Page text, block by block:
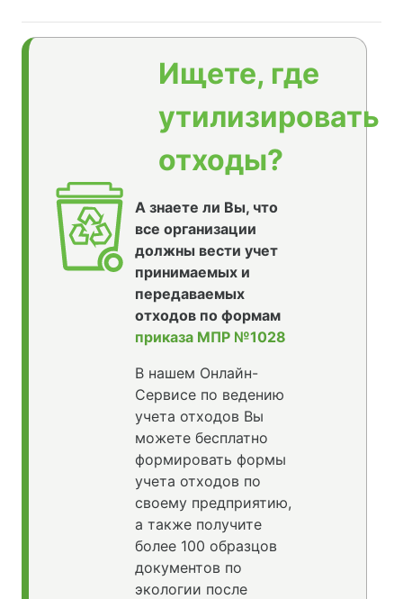
Ищете, где
утилизировать
отходы?
А знаете ли Вы, что
все организации
должны вести учет
принимаемых и
передаваемых
отходов по формам
приказа МПР №1028
В нашем Онлайн-
Сервисе по ведению
учета отходов Вы
можете бесплатно
формировать формы
учета отходов по
своему предприятию,
а также получите
более 100 образцов
документов по
экологии после